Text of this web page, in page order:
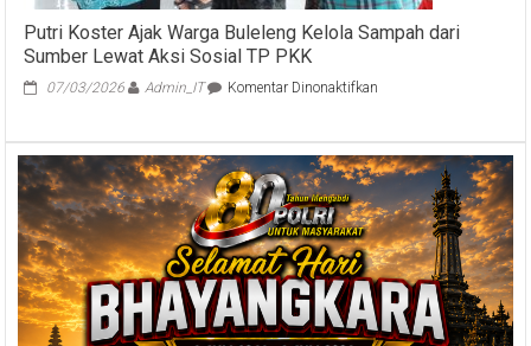
Putri Koster Ajak Warga Buleleng Kelola Sampah dari
Sumber Lewat Aksi Sosial TP PKK
07/03/2026 Admin_IT Komentar Dinonaktifkan
Warga
Buleleng
Kelola
Sampah
dari
Sumber
Lewat
Aksi
Sosial